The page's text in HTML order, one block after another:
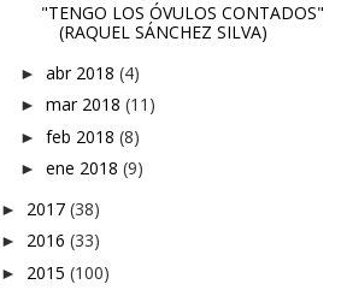
"TENGO LOS ÓVULOS CONTADOS"
(RAQUEL SÁNCHEZ SILVA)
►abr 2018(4)
►mar 2018(11)
►feb 2018(8)
►ene 2018(9)
► 2017 (38)
► 2016 (33)
► 2015 (100)